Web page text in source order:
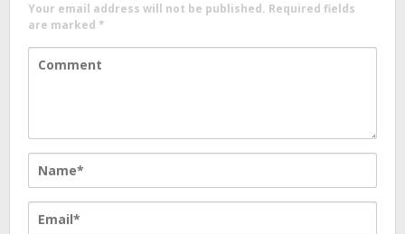
Your email address will not be published. Required fields
are marked *